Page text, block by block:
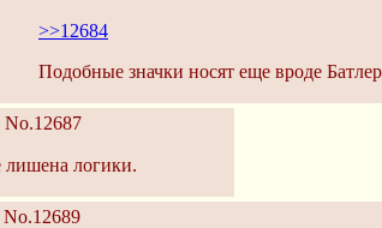
>>12684
Подобные значки носят еще вроде
No.12687
лишена логики.
No.12689